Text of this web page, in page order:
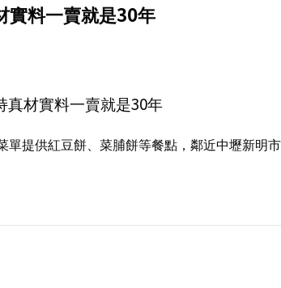
實料一賣就是30年
真材實料一賣就是30年
提供紅豆餅、菜脯餅等餐點，鄰近中壢新明